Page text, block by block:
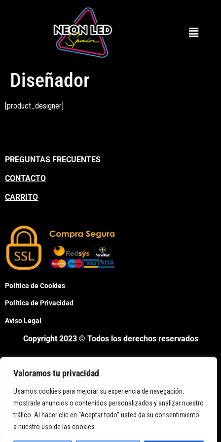
Valoramos tu privacidad
Usamos cookies para mejorar su experiencia de navegación,
mostrarle anuncios o contenidos personalizados y analizar nuestro
tráfico. Al hacer clic en “Aceptar todo” usted da su consentimiento
a nuestro uso de las cookies.
Diseñador
[product_designer]
PREGUNTAS FRECUENTES
CONTACTO
CARRITO
Política de Cookies
Política de Privacidad
Aviso Legal
Copyright 2023 © Todos los derechos reservados
Bienvenido a Neon Led Spain,